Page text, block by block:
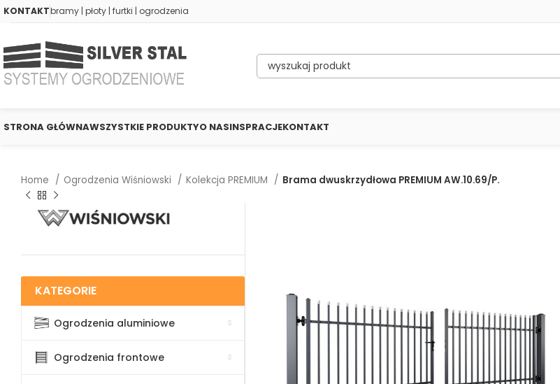
KONTAKTbramy | płoty | furtki | ogrodzenia
STRONA GŁÓWNAWSZYSTKIE PRODUKTYO NASINSPRACJEKONTAKT
Home Ogrodzenia Wiśniowski Kolekcja PREMIUM Brama dwuskrzydłowa PREMIUM AW.10.69/P.
KATEGORIE
Ogrodzenia aluminiowe
Ogrodzenia frontowe